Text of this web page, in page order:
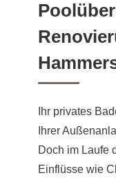
Ihr privates
Ihrer
Doch im Laufe
Einflüsse wie